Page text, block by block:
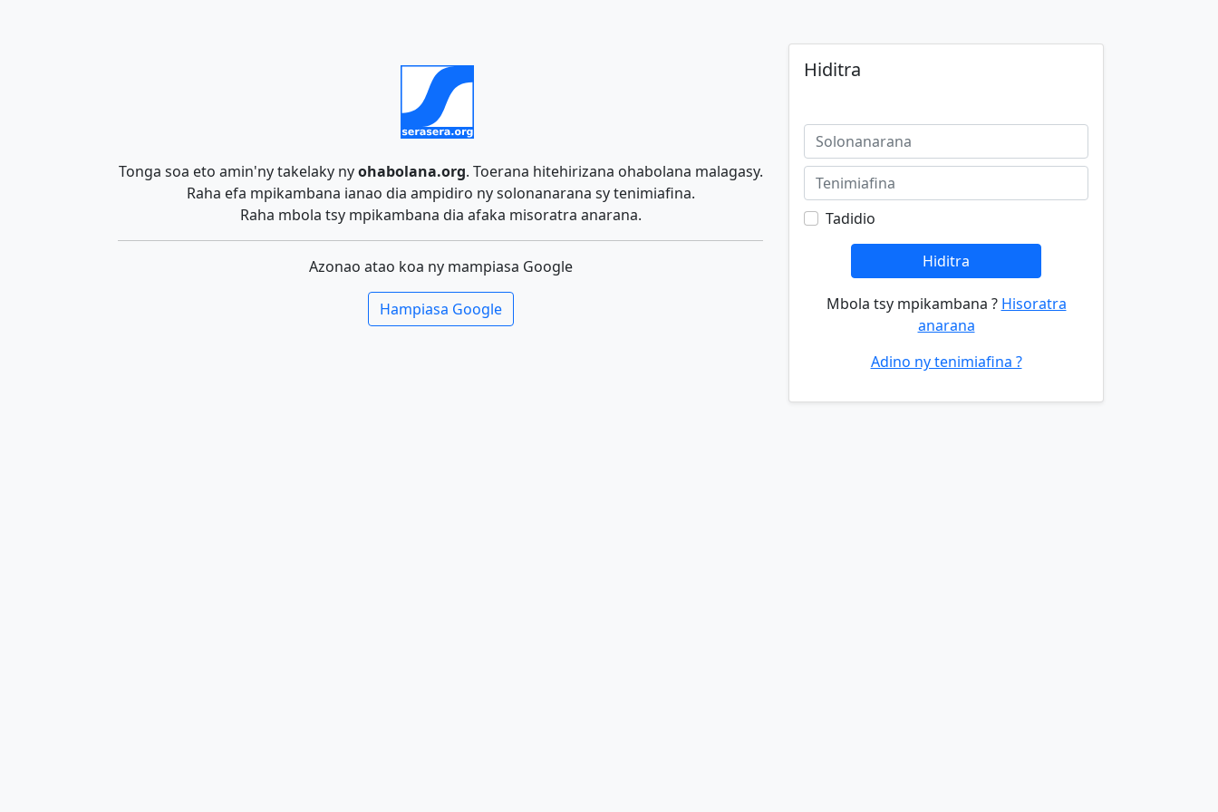
Tonga soa eto amin'ny takelaky nyohabolana.org. Toerana hitehirizana ohabolana malagasy.
Raha efa mpikambana ianao dia ampidiro ny solonanarana sy tenimiafina.
Raha mbola tsy mpikambana dia afaka misoratra anarana.
Azonao atao koa ny mampiasa Google
Hampiasa Google
Hiditra
Tadidio
Hiditra
Mbola tsy mpikambana ? Hisoratra
anarana
Adino ny tenimiafina ?